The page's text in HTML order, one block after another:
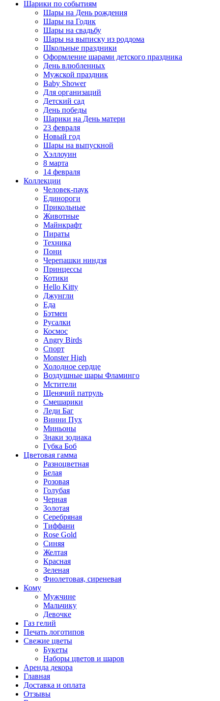
Шарики по событиям
Шары на День рождения
Шары на Годик
Шары на свадьбу
Шары на выписку из роддома
Школьные праздники
Оформление шарами детского праздника
День влюбленных
Мужской праздник
Baby Shower
Для организаций
Детский сад
День победы
Шарики на День матери
23 февраля
Новый год
Шары на выпускной
Хэллоуин
8 марта
14 февраля
Коллекции
Человек-паук
Единороги
Прикольные
Животные
Майнкрафт
Пираты
Техника
Пони
Черепашки ниндзя
Принцессы
Котики
Hello Kitty
Джунгли
Еда
Бэтмен
Русалки
Космос
Angry Birds
Спорт
Monster High
Холодное сердце
Воздушные шары Фламинго
Мстители
Щенячий патруль
Смешарики
Леди Баг
Винни Пух
Миньоны
Знаки зодиака
Губка Боб
Цветовая гамма
Разноцветная
Белая
Розовая
Голубая
Черная
Золотая
Серебряная
Тиффани
Rose Gold
Синяя
Желтая
Красная
Зеленая
Фиолетовая, сиреневая
Кому
Мужчине
Мальчику
Девочке
Газ гелий
Печать логотипов
Свежие цветы
Букеты
Наборы цветов и шаров
Аренда декора
Главная
Доставка и оплата
Отзывы